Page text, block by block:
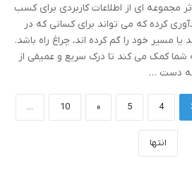
مجموعه ای از اطلاعات کاربردی برای کسب
کرده که می تواند برای کسانی که در
یا مسیر خود را گم کرده اند، چراغ راه باشد.
شما کمک می کند تا درک سریع و عمیقی از
به دست …
4
5
»
10
...
انتها